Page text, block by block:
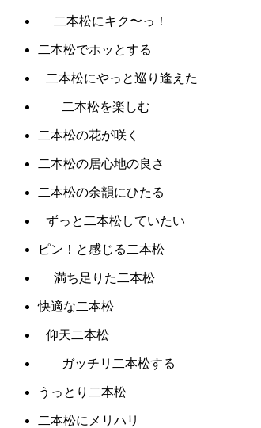
二本松にキク〜っ！
二本松でホッとする
二本松にやっと巡り逢えた
二本松を楽しむ
二本松の花が咲く
二本松の居心地の良さ
二本松の余韻にひたる
ずっと二本松していたい
ピン！と感じる二本松
満ち足りた二本松
快適な二本松
仰天二本松
ガッチリ二本松する
うっとり二本松
二本松にメリハリ